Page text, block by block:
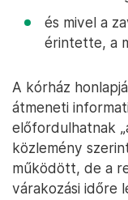
és mivel a
érintette, a
A kórház
átmeneti
előfordulhatnak
közlemény
működött, de a
várakozási időre